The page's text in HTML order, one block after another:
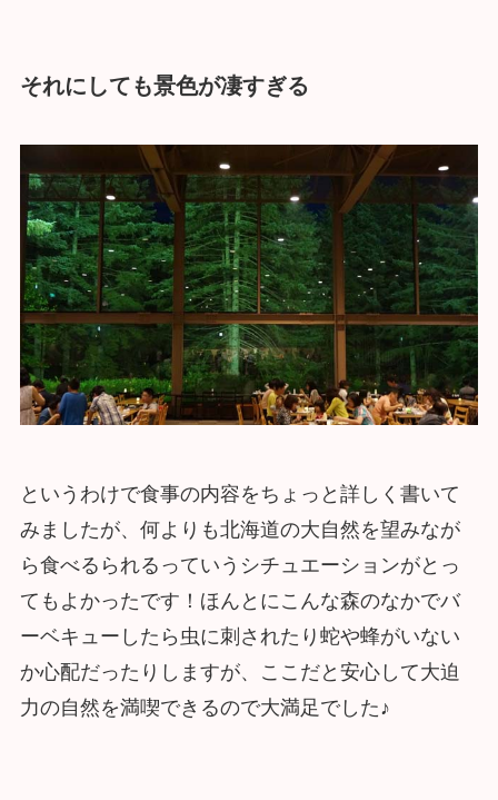
それにしても景色が凄すぎる
というわけで食事の内容をちょっと詳しく書いて
みましたが、何よりも北海道の大自然を望みなが
ら食べるられるっていうシチュエーションがとっ
てもよかったです！ほんとにこんな森のなかでバ
ーベキューしたら虫に刺されたり蛇や蜂がいない
か心配だったりしますが、ここだと安心して大迫
力の自然を満喫できるので大満足でした♪